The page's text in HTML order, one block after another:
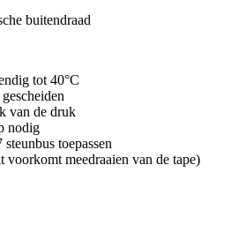
buitendraad
tot 40°C
van de druk
nodig
toepassen
meedraaien van de tape)